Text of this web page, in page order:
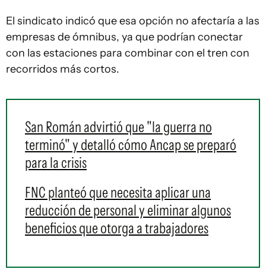
El sindicato indicó que esa opción no afectaría a las
empresas de ómnibus, ya que podrían conectar
con las estaciones para combinar con el tren con
recorridos más cortos.
San Román advirtió que "la guerra no
terminó" y detalló cómo Ancap se preparó
para la crisis
FNC planteó que necesita aplicar una
reducción de personal y eliminar algunos
beneficios que otorga a trabajadores